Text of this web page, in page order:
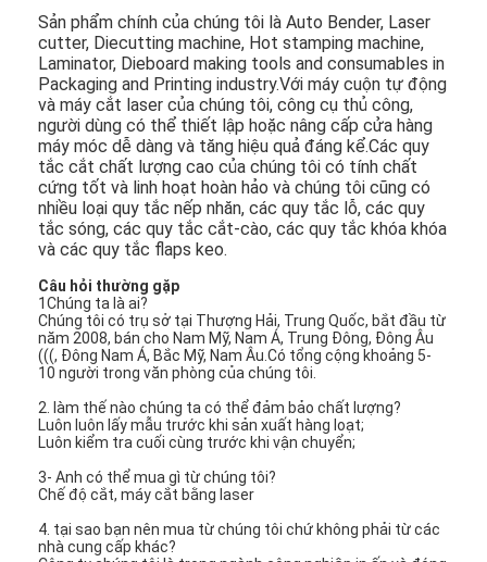
Sản phẩm chính của chúng tôi là Auto Bender, Laser
cutter, Diecutting machine, Hot stamping machine,
Laminator, Dieboard making tools and consumables in
Packaging and Printing industry.Với máy cuộn tự động
và máy cắt laser của chúng tôi, công cụ thủ công,
người dùng có thể thiết lập hoặc nâng cấp cửa hàng
máy móc dễ dàng và tăng hiệu quả đáng kể.Các quy
tắc cắt chất lượng cao của chúng tôi có tính chất
cứng tốt và linh hoạt hoàn hảo và chúng tôi cũng có
nhiều loại quy tắc nếp nhăn, các quy tắc lỗ, các quy
tắc sóng, các quy tắc cắt-cào, các quy tắc khóa khóa
và các quy tắc flaps keo.
Câu hỏi thường gặp
1Chúng ta là ai?
Chúng tôi có trụ sở tại Thượng Hải, Trung Quốc, bắt đầu từ
năm 2008, bán cho Nam Mỹ, Nam Á, Trung Đông, Đông Âu
(((, Đông Nam Á, Bắc Mỹ, Nam Âu.Có tổng cộng khoảng 5-
10 người trong văn phòng của chúng tôi.
2. làm thế nào chúng ta có thể đảm bảo chất lượng?
Luôn luôn lấy mẫu trước khi sản xuất hàng loạt;
Luôn kiểm tra cuối cùng trước khi vận chuyển;
3- Anh có thể mua gì từ chúng tôi?
Chế độ cắt, máy cắt bằng laser
4. tại sao bạn nên mua từ chúng tôi chứ không phải từ các
nhà cung cấp khác?